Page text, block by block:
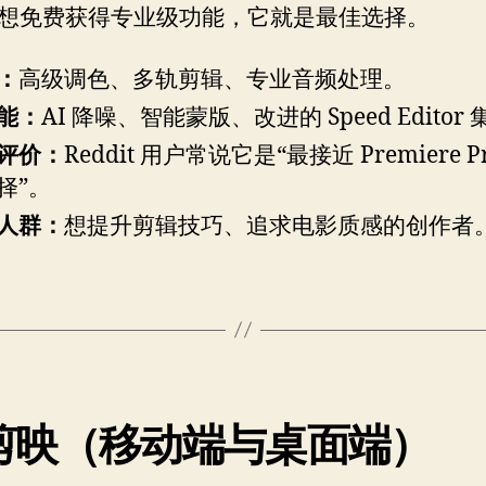
免费获得专业级功能，它就是最佳选择。
高级调色、多轨剪辑、专业音频处理。
： AI 降噪、智能蒙版、改进的 Speed Editor 集
价： Reddit 用户常说它是“最接近 Premiere
”。
群： 想提升剪辑技巧、追求电影质感的创作者。
映（移动端与桌面端）